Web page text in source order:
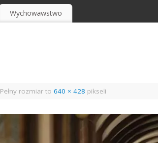
Wychowawstwo
Pełny rozmiar to 640 × 428 pikseli